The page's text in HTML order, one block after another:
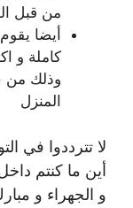
من قبل
أيضا
كاملة و
وذلك من
المنزل
لا تترددوا في
أين ما كنتم
و الجهراء و